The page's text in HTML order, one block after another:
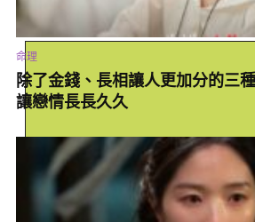
命理
除了金錢、長相讓人更加分的三
讓戀情長長久久